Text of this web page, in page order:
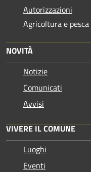
Autorizzazioni
Agricoltura e pesca
NOVITÀ
Notizie
Comunicati
Avvisi
VIVERE IL COMUNE
Luoghi
Eventi